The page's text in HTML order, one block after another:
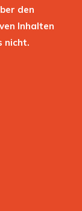
den
Inhalten
nicht.